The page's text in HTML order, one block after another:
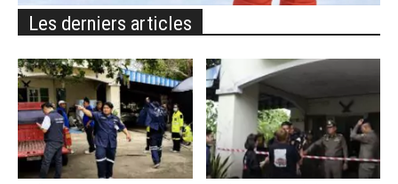
Les derniers articles